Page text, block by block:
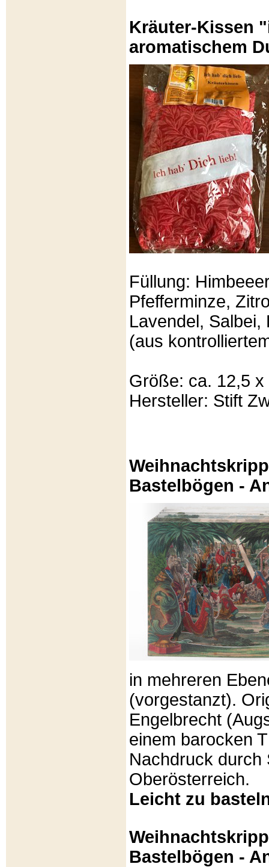
Kräuter-Kissen
aromatischem
Füllung:
Pfefferminze,
Lavendel, Salbei,
(aus
Größe: ca. 12,5 x
Hersteller: Stift
Bastelbögen -
in mehreren
(vorgestanzt).
Engelbrecht
einem barocken
Nachdruck durch
Oberösterreich.
Leicht zu
Bastelbögen -